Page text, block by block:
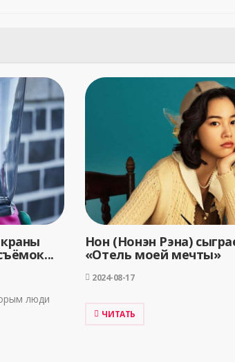
люди
Нон (Нонэн Рэна)
«Отель моей мечты»
2024-08-17
ЧИТАТЬ